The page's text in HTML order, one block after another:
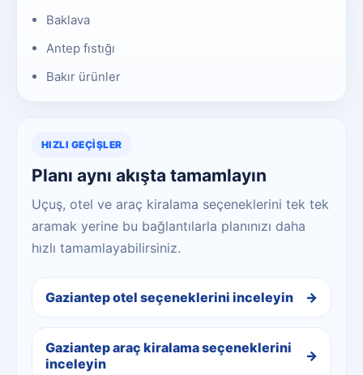
Baklava
Antep fıstığı
Bakır ürünler
HIZLI GEÇIŞLER
Planı aynı akışta tamamlayın
Uçuş, otel ve araç kiralama seçeneklerini tek tek
aramak yerine bu bağlantılarla planınızı daha
hızlı tamamlayabilirsiniz.
Gaziantep otel seçeneklerini inceleyin
Gaziantep araç kiralama seçeneklerini
inceleyin